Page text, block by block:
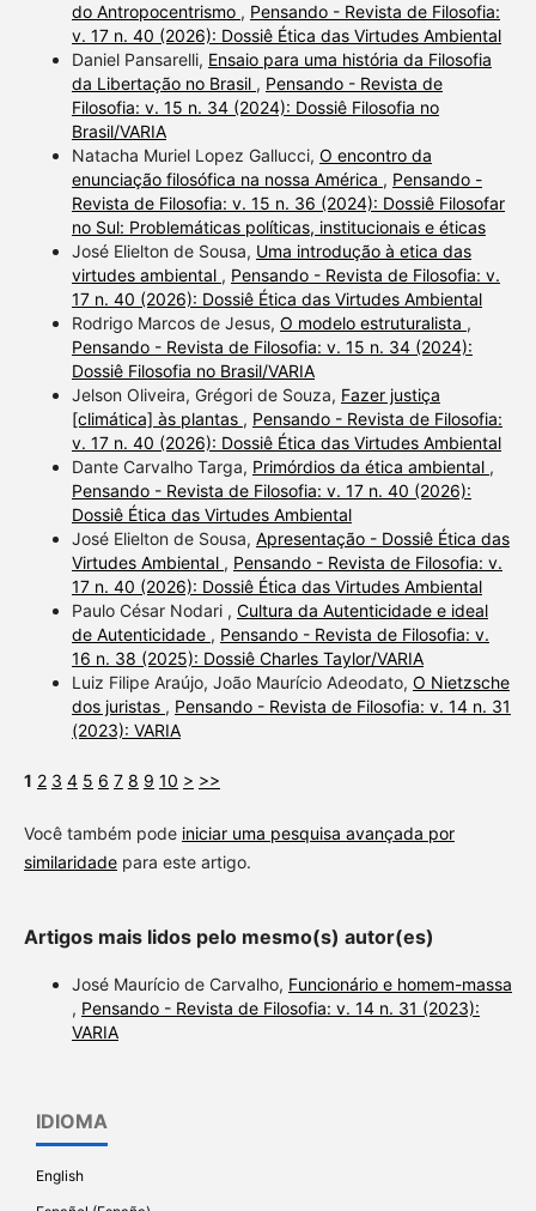
do Antropocentrismo , Pensando - Revista de Filosofia:
v. 17 n. 40 (2026): Dossiê Ética das Virtudes Ambiental
Daniel Pansarelli, Ensaio para uma história da Filosofia
da Libertação no Brasil , Pensando - Revista de
Filosofia: v. 15 n. 34 (2024): Dossiê Filosofia no
Brasil/VARIA
Natacha Muriel Lopez Gallucci, O encontro da
enunciação filosófica na nossa América , Pensando -
Revista de Filosofia: v. 15 n. 36 (2024): Dossiê Filosofar
no Sul: Problemáticas políticas, institucionais e éticas
José Elielton de Sousa, Uma introdução à etica das
virtudes ambiental , Pensando - Revista de Filosofia: v.
17 n. 40 (2026): Dossiê Ética das Virtudes Ambiental
Rodrigo Marcos de Jesus, O modelo estruturalista ,
Pensando - Revista de Filosofia: v. 15 n. 34 (2024):
Dossiê Filosofia no Brasil/VARIA
Jelson Oliveira, Grégori de Souza, Fazer justiça
[climática] às plantas , Pensando - Revista de Filosofia:
v. 17 n. 40 (2026): Dossiê Ética das Virtudes Ambiental
Dante Carvalho Targa, Primórdios da ética ambiental ,
Pensando - Revista de Filosofia: v. 17 n. 40 (2026):
Dossiê Ética das Virtudes Ambiental
José Elielton de Sousa, Apresentação - Dossiê Ética das
Virtudes Ambiental , Pensando - Revista de Filosofia: v.
17 n. 40 (2026): Dossiê Ética das Virtudes Ambiental
Paulo César Nodari , Cultura da Autenticidade e ideal
de Autenticidade , Pensando - Revista de Filosofia: v.
16 n. 38 (2025): Dossiê Charles Taylor/VARIA
Luiz Filipe Araújo, João Maurício Adeodato, O Nietzsche
dos juristas , Pensando - Revista de Filosofia: v. 14 n. 31
(2023): VARIA
1 2 3 4 5 6 7 8 9 10 > >>
Você também pode iniciar uma pesquisa avançada por
similaridadepara este artigo.
Artigos mais lidos pelo mesmo(s) autor(es)
José Maurício de Carvalho, Funcionário e homem-massa
, Pensando - Revista de Filosofia: v. 14 n. 31 (2023):
VARIA
IDIOMA
English